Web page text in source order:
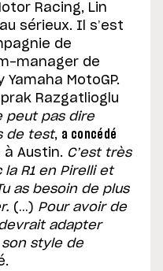
Racing, Lin
sérieux. Il s’est
de
manager de
Yamaha MotoGP.
Razgatlioglu
peut pas dire
de test, a concédé
à Austin. C’est très
R1 en Pirelli et
as besoin de plus
(…) Pour avoir de
adapter
style de